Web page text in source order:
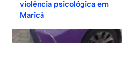
violência psicológica em
Maricá